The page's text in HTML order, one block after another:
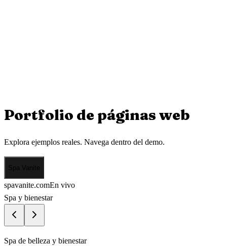
Portfolio de páginas web
Explora ejemplos reales. Navega dentro del demo.
Spa Vanite
spavanite.comEn vivo
Spa y bienestar
Spa de belleza y bienestar